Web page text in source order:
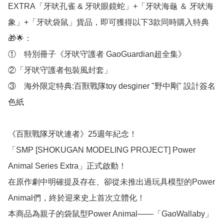
EXTRA「牙吠孔雀 & 牙吠眼鏡蛇」+「牙吠海龜 ＆ 牙吠海
象」+「牙吠袋鼠」貨品，即可獲得以下3款同時購入特典
🎁🌟：
①　特別冊子《牙吠守護者 GaoGuardian超全集》
②「牙吠守護者包裝風封套」
③　海外限定特典:百獸戰隊toy desginer "野中剛" 設計簽名
色紙
《百獸戰隊牙吠連者》25週年紀念！
「SMP [SHOKUGAN MODELING PROJECT] Power
Animal Series Extra」正式啟動！
在原作劇中明確提及存在、卻從未推出過玩具模型的Power
Animal們，終於迎來史上首次立體化！
本商品為親子的袋鼠型Power Animal——「GaoWallaby」